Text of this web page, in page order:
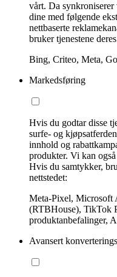
vårt. Da
dine med følgende
nettbaserte
bruker tjenestene
Bing, Criteo, Meta,
Markedsføring
Hvis du godtar disse
surfe- og
innhold og
produkter. Vi kan
Hvis du samtykker,
nettstedet:
Meta-Pixel, Microsoft
(RTBHouse), TikTok
produktanbefalinger,
Avansert